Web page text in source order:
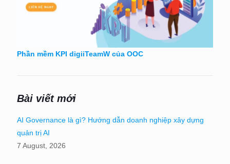
Phần mềm KPI digiiTeamW của OOC
Bài viết mới
AI Governance là gì? Hướng dẫn doanh nghiệp xây dựng
quản trị AI
7 August, 2026